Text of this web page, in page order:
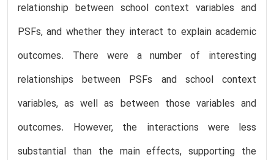
relationship between school context variables and
PSFs, and whether they interact to explain academic
outcomes. There were a number of interesting
relationships between PSFs and school context
variables, as well as between those variables and
outcomes. However, the interactions were less
substantial than the main effects, supporting the